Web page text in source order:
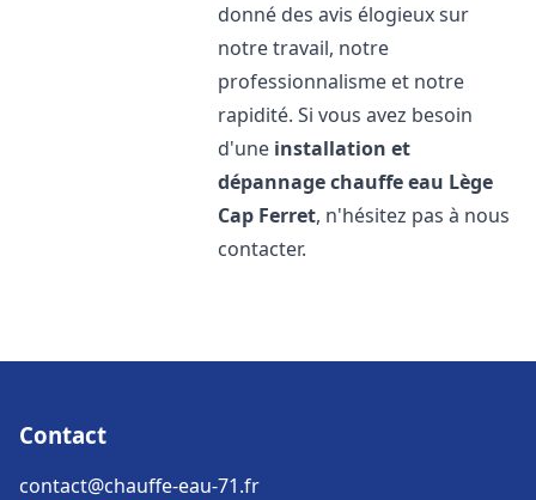
donné des avis élogieux sur
notre travail, notre
professionnalisme et notre
rapidité. Si vous avez besoin
d'une installation et
dépannage chauffe eau Lège
Cap Ferret, n'hésitez pas à nous
contacter.
Contact
contact@chauffe-eau-71.fr